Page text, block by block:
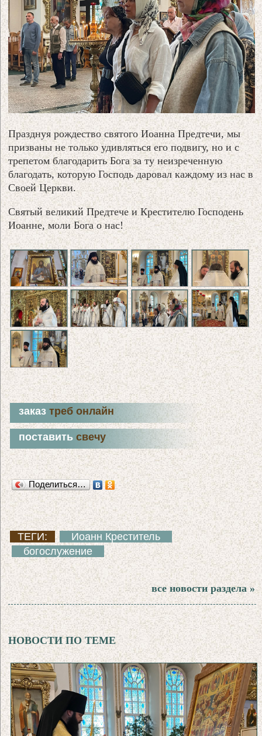
Празднуя рождество святого Иоанна Предтечи, мы
призваны не только удивляться его подвигу, но и с
трепетом благодарить Бога за ту неизреченную
благодать, которую Господь даровал каждому из нас в
Своей Церкви.
Святый великий Предтече и Крестителю Господень
Иоанне, моли Бога о нас!
заказтреб онлайн
поставитьсвечу
Поделиться…
ТЕГИ:
Иоанн Креститель
богослужение
все новости раздела »
НОВОСТИ ПО ТЕМЕ